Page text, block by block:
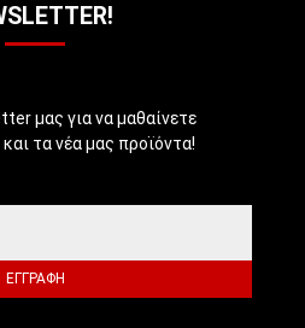
μας για να μαθαίνετε
τα νέα μας προϊόντα!
ΕΓΓΡΑΦΉ